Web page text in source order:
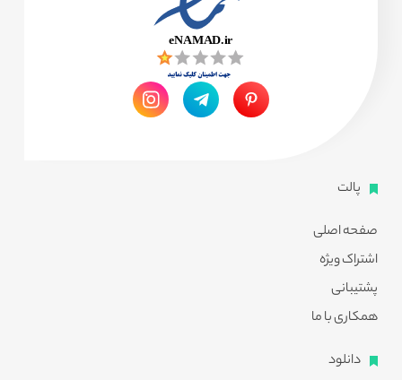
پالت
صفحه اصلی
اشتراک ویژه
پشتیبانی
همکاری با ما
دانلود